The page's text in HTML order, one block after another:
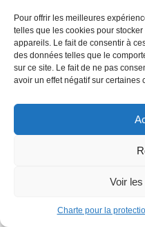
Pour offrir les meilleures
telles que les cookies pour
appareils. Le fait de consentir à
des données telles que le
sur ce site. Le fait de ne pas
avoir un effet négatif sur certaines
Voir
Charte pour la
June Branch mène une
jour où quatre criminels
enlever son petit ami,
d’autre choix que de se
propriétés bien singulières
homme, elle laisse